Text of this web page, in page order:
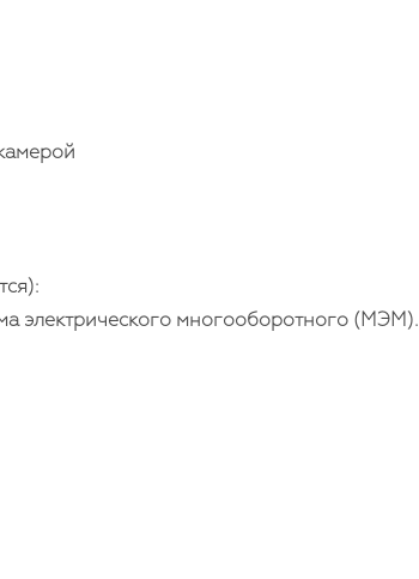
электрического многооборотного (МЭМ).